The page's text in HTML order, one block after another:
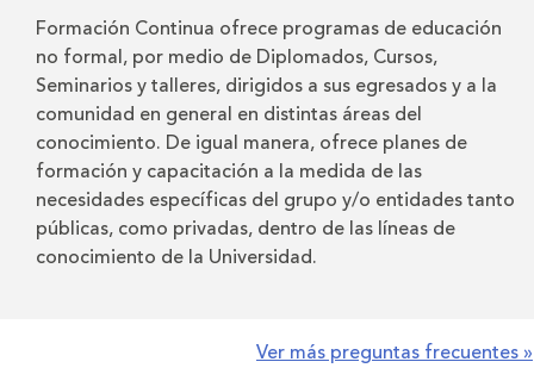
Formación Continua ofrece programas de educación
no formal, por medio de Diplomados, Cursos,
Seminarios y talleres, dirigidos a sus egresados y a la
comunidad en general en distintas áreas del
conocimiento. De igual manera, ofrece planes de
formación y capacitación a la medida de las
necesidades específicas del grupo y/o entidades tanto
públicas, como privadas, dentro de las líneas de
conocimiento de la Universidad.
Ver más preguntas frecuentes »